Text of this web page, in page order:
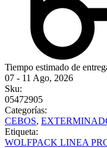
Tiempo estimado de
07 - 11 Ago, 2026
Sku:
05472905
Categorías:
CEBOS,
Etiqueta:
WOLFPACK LINEA